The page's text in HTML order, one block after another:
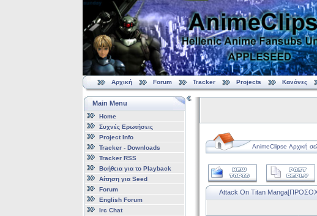
Αρχική Forum Tracker Projects Κανόνες
Main Menu
Home
Συχνές Ερωτήσεις
Project Info
Tracker - Downloads
Tracker RSS
Βοήθεια για το Playback
Αίτηση για Seed
Forum
English Forum
Irc Chat
AnimeClipse Αρχική
Attack On Titan